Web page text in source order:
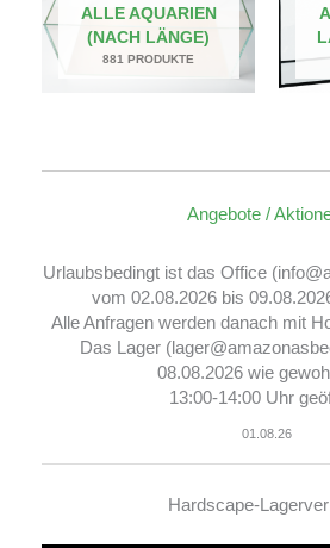
ALLE AQUARIEN
(NACH LÄNGE)
881 PRODUKTE
Angebote /
Urlaubsbedingt ist das Office
vom 02.08.2026 bis
Alle Anfragen werden danach mit
Das Lager
08.08.2026 wie
13:00-14:00 Uhr
01.08.26
Hardscape-